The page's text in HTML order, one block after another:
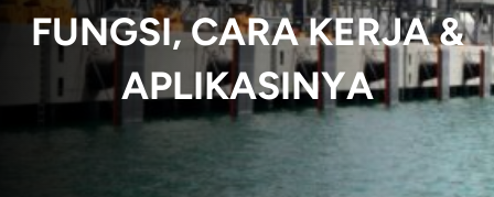
FUNGSI, CARA KERJA &
APLIKASINYA